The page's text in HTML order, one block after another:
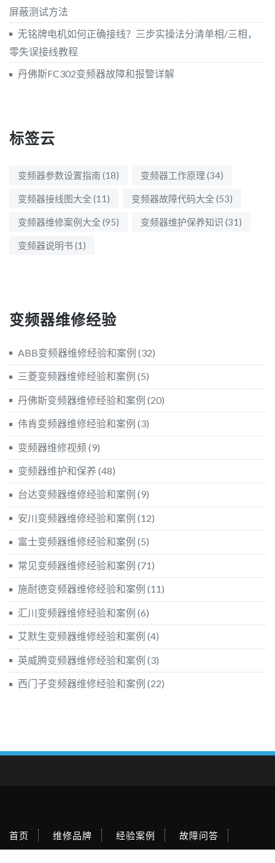
屏蔽测试方法
无铭牌电机如何正确接线？三步实操法分清单相/三相，
零失误接线教程
丹佛斯FC302变频器故障和报警详解
标签云
变频器参数设置指南 (18) 变频器工作原理 (34)
变频器接线图大全(11) 变频器故障代码大全(53)
变频器维修案例大全(95) 变频器维护保养知识 (31)
变频器说明书 (1)
变频器维修经验
ABB变频器维修经验和案例 (32)
三菱变频器维修经验和案例 (5)
丹佛斯变频器维修经验和案例 (20)
伟肯变频器维修经验和案例 (3)
变频器维修视频(9)
变频器维护和保养 (48)
台达变频器维修经验和案例 (9)
安川变频器维修经验和案例 (12)
富士变频器维修经验和案例 (5)
常见变频器维修经验和案例 (71)
施耐德变频器维修经验和案例 (11)
汇川变频器维修经验和案例 (6)
艾默生变频器维修经验和案例 (4)
英威腾变频器维修经验和案例 (3)
西门子变频器维修经验和案例 (22)
首页 维修品牌 经验案例 故障问答